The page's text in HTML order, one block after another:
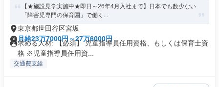
【★施設見学実施中★即日～26年4月入社まで】日本でも数少ない
「障害児専門の保育園」で働く...
東京都世田谷区宮坂
月給23万7000円～27万6000円
求める人材: 【必須】 児童指導員任用資格、もしくは保育士資
格 ※児童指導員任用資...
交通費支給